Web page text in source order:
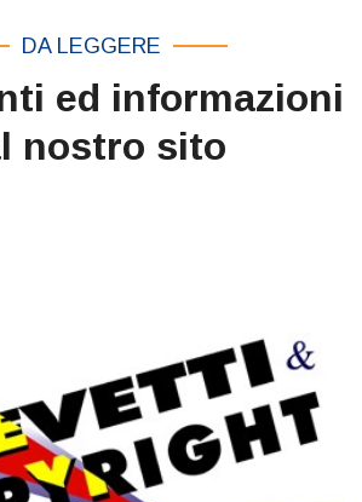
DA LEGGERE
ed informazioni
nostro sito